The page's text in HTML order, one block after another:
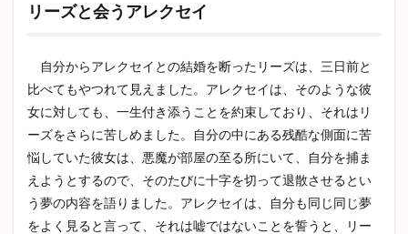
リーズと会うアレクセイ
自分からアレクセイとの結婚を断ったリーズは、三日前と
比べてもやつれて見えました。アレクセイは、そのような彼
女に対しても、一生付き添うことを約束しており、それはリ
ーズをさらに苦しめました。自分の中にある残酷な側面に苦
悩していた彼女は、悪魔が部屋の至る所にいて、自分を捕ま
えようとするので、そのたびに十字を切って退散させるとい
う夢の内容を語りました。アレクセイは、自分も同じ同じ夢
をよく見ると言って、それは嘘ではないことを誓うと、リー